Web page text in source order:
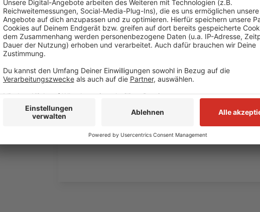
bekommen könnt, ist Elvis nun unter die Podcaster
die Uhr zur Verfügung. Hier bekommt Ihr außerdem
Telefonate in längerer Version. Elvis wird sich mit
Telefonate aus den letzten zwei Jahrzehnten
ergangen ist und wobei er selbst mal ins
und bitte nicht erschrecken, wenn dabei das
Eifel dran sein.
Anzeige